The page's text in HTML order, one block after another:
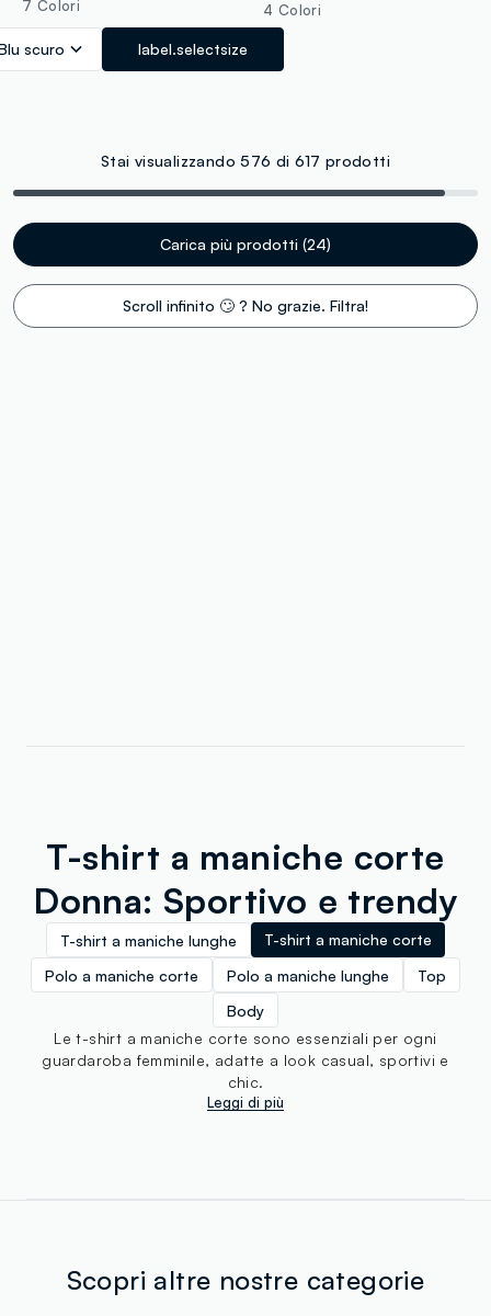
7 Colori
scuro label.selectsize
4 Colori
Stai visualizzando 576 di 617 prodotti
Carica più prodotti (24)
Scroll infinito 🙄 ? No grazie. Filtra!
T-shirt a maniche corte
Donna: Sportivo e trendy
T-shirt a maniche lunghe
T-shirt a maniche corte
Polo a maniche corte
Polo a maniche lunghe
Top
Body
Le t-shirt a maniche corte sono essenziali per ogni
guardaroba femminile, adatte a look casual, sportivi e
chic.
Leggi di più
Scopri altre nostre categorie